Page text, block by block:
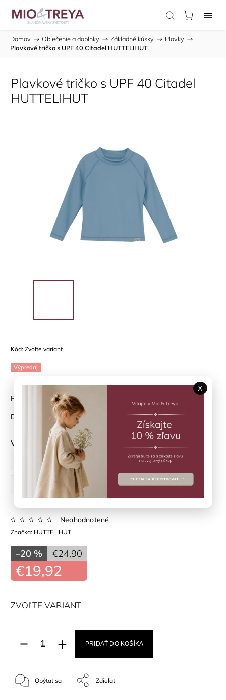
Domov / Oblečenie a doplnky / Základné kúsky / Plavky /
Plavkové tričko s UPF 40 Citadel HUTTELIHUT
Plavkové tričko s UPF 40 Citadel
HUTTELIHUT
Kód: Zvoľte variant
Výpredaj
Plavkové tričko HUTTELIHUT - jednoduchosť, ktorá chráni
Detailné informácie
Veľkosť
98 cm 104 cm 110 cm
116 cm 122 cm 128 cm
Značka: HUTTELIHUT
Neohodnotené
€24,90
–20 %
€19,92
ZVOĽTE VARIANT
PRIDAŤ DO KOŠÍKA
Opýtať sa Zdieľať
X